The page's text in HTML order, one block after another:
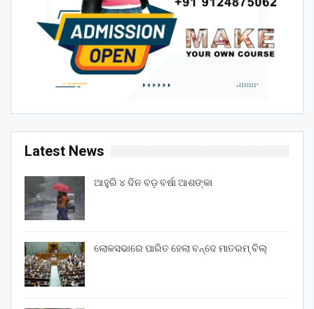
Latest News
ଆହୁରି ୪ ଦିନ ବଡ଼ ବର୍ଷା ଆଶଙ୍କା
ଲୋକସଭାରେ ପାରିତ ହେଲା ବନ୍ଦେ ମାତରମ୍‌ ବିଲ୍‌